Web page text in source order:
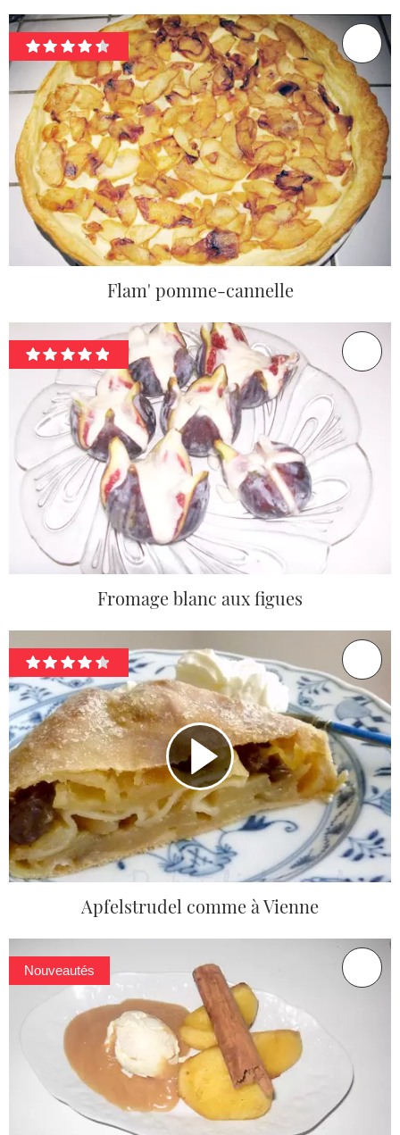
Flam' pomme-cannelle
Fromage blanc aux figues
Apfelstrudel comme à Vienne
Nouveautés